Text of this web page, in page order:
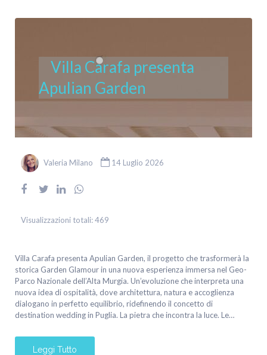
Villa Carafa presenta
Apulian Garden
Valeria Milano 14 Luglio 2026
Visualizzazioni totali:469
Villa Carafa presenta Apulian Garden, il progetto che trasformerà la
storica Garden Glamour in una nuova esperienza immersa nel Geo-
Parco Nazionale dell’Alta Murgia. Un’evoluzione che interpreta una
nuova idea di ospitalità, dove architettura, natura e accoglienza
dialogano in perfetto equilibrio, ridefinendo il concetto di
destination wedding in Puglia. La pietra che incontra la luce. Le…
Leggi Tutto